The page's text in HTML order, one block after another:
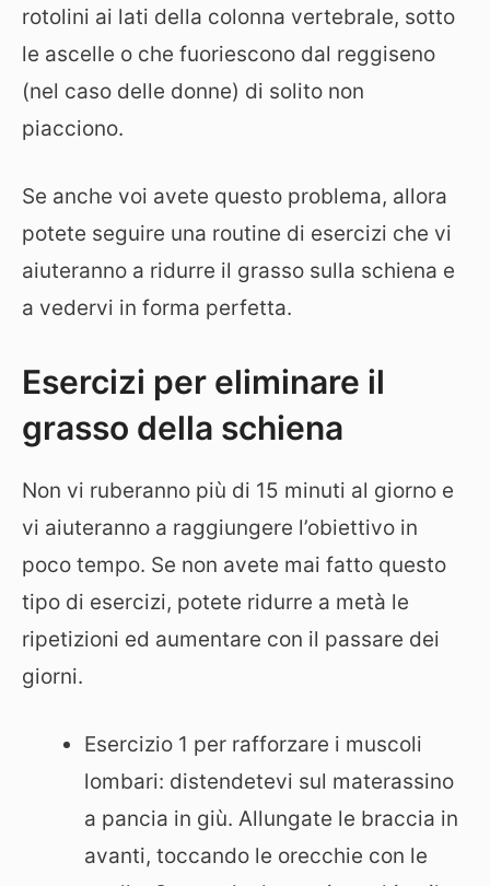
rotolini ai lati della colonna vertebrale, sotto
le ascelle o che fuoriescono dal reggiseno
(nel caso delle donne) di solito non
piacciono.
Se anche voi avete questo problema, allora
potete seguire una routine di esercizi che vi
aiuteranno a ridurre il grasso sulla schiena e
a vedervi in forma perfetta.
Esercizi per eliminare il
grasso della schiena
Non vi ruberanno più di 15 minuti al giorno e
vi aiuteranno a raggiungere l’obiettivo in
poco tempo. Se non avete mai fatto questo
tipo di esercizi, potete ridurre a metà le
ripetizioni ed aumentare con il passare dei
giorni.
Esercizio 1 per rafforzare i muscoli
lombari: distendetevi sul materassino
a pancia in giù. Allungate le braccia in
avanti, toccando le orecchie con le